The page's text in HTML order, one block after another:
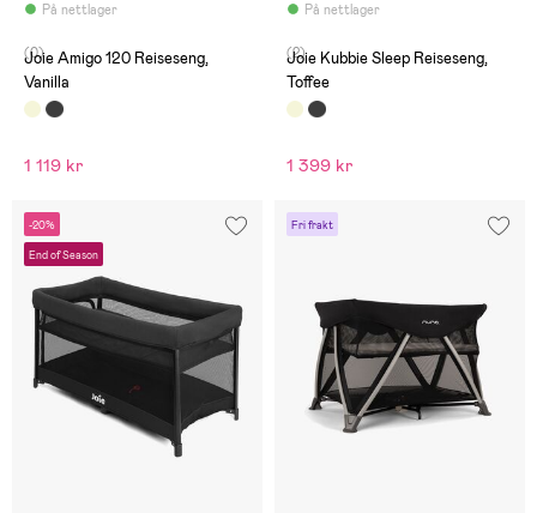
På nettlager
(0)
Joie Amigo 120 Reiseseng,
Vanilla
1 119 kr
På nettlager
(2)
Joie Kubbie Sleep Reiseseng,
Toffee
1 399 kr
-20%
End of Season
Fri frakt